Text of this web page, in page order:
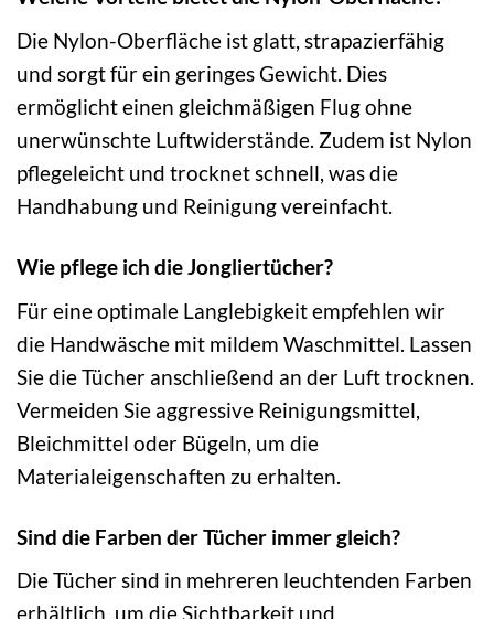
Die Nylon-Oberfläche ist glatt, strapazierfähig
und sorgt für ein geringes Gewicht. Dies
ermöglicht einen gleichmäßigen Flug ohne
unerwünschte Luftwiderstände. Zudem ist Nylon
pflegeleicht und trocknet schnell, was die
Handhabung und Reinigung vereinfacht.
Wie pflege ich die Jongliertücher?
Für eine optimale Langlebigkeit empfehlen wir
die Handwäsche mit mildem Waschmittel. Lassen
Sie die Tücher anschließend an der Luft trocknen.
Vermeiden Sie aggressive Reinigungsmittel,
Bleichmittel oder Bügeln, um die
Materialeigenschaften zu erhalten.
Sind die Farben der Tücher immer gleich?
Die Tücher sind in mehreren leuchtenden Farben
erhältlich, um die Sichtbarkeit und